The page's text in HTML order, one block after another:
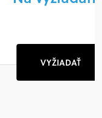
VYŽIADAŤ